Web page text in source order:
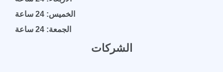
الخميس: 24 ساعة
الجمعة: 24 ساعة
الشركات